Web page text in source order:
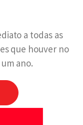
a todas as
que houver no
ano.